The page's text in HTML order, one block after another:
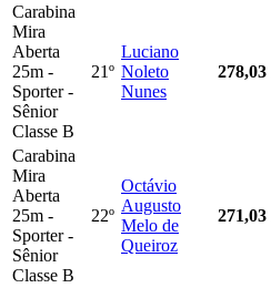
Carabina
Mira
Aberta
25m -
Sporter -
Sênior
Classe B
21º
Luciano
Noleto
Nunes
278,03
Carabina
Mira
Aberta
25m -
Sporter -
Sênior
Classe B
22º
Octávio
Augusto
Melo de
Queiroz
271,03